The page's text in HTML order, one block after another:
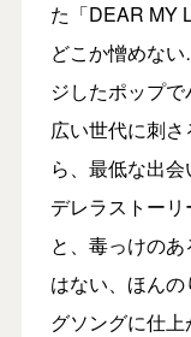
た「DEAR MY
どこか憎めな
ジしたポップ
広い世代に刺
ら、最低な出
デレラストー
と、毒っけの
はない、ほんの
グソングに仕上